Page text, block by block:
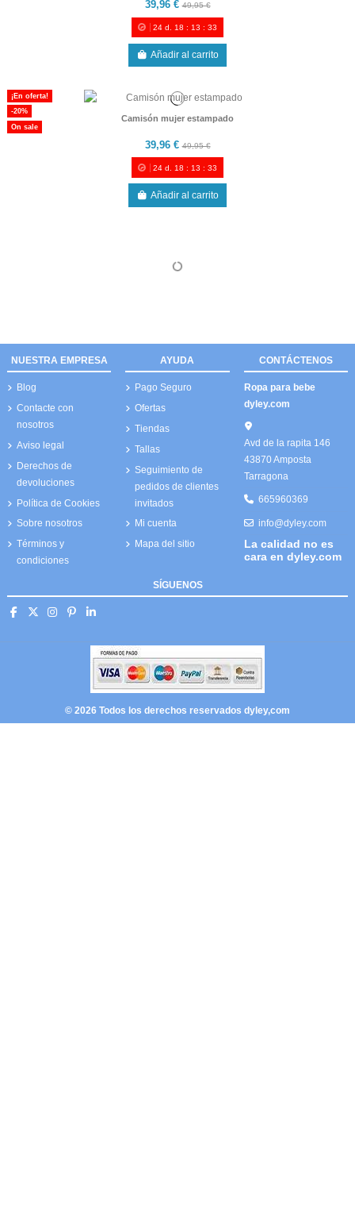
39,96 €49,95 €
24 d. 18 : 13 :33
Añadir al carrito
¡En oferta!
-20%
On sale
Camisón mujer estampado
39,96 €49,95 €
24 d. 18 : 13 :33
Añadir al carrito
NUESTRA EMPRESA
Blog
Contacte con
nosotros
Aviso legal
Derechos de
devoluciones
Política de Cookies
Sobre nosotros
Términos y
condiciones
AYUDA
Pago Seguro
Ofertas
Tiendas
Tallas
Seguimiento de
pedidos de clientes
invitados
Mi cuenta
Mapa del sitio
CONTÁCTENOS
Ropa para bebe
dyley.com
Avd de la rapita 146
43870 Amposta
Tarragona
665960369
info@dyley.com
La calidad no es
cara en dyley.com
SÍGUENOS
© 2026 Todos los derechos reservados dyley,com